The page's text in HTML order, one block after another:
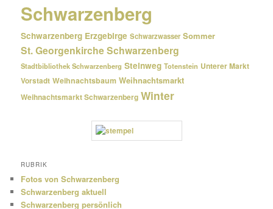
Schwarzenberg
Schwarzenberg Erzgebirge Schwarzwasser Sommer
St. Georgenkirche Schwarzenberg
Stadtbibliothek Schwarzenberg Steinweg Totenstein Unterer Markt
Vorstadt Weihnachtsbaum Weihnachtsmarkt
Weihnachtsmarkt Schwarzenberg Winter
RUBRIK
Fotos von Schwarzenberg
Schwarzenberg aktuell
Schwarzenberg persönlich